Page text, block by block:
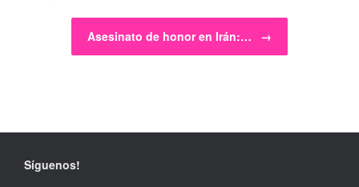
Asesinato de honor en Irán:… →
Síguenos!